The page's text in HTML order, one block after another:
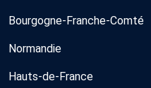
Bourgogne-Franche-Comté
Normandie
Hauts-de-France